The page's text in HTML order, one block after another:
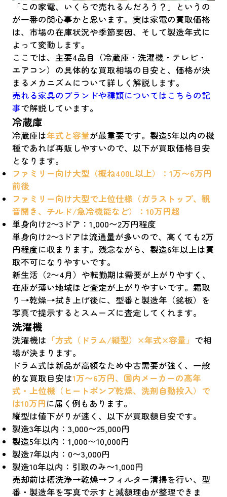
「この家電、いくらで売れるんだろう？」というの
が一番の関心事かと思います。実は家電の買取価格
は、市場の在庫状況や季節要因、そして製造年式に
よって変動します。
ここでは、主要4品目（冷蔵庫・洗濯機・テレビ・
エアコン）の具体的な買取相場の目安と、価格が決
まるメカニズムについて詳しく解説します。
売れる家具のブランドや種類についてはこちらの記
事で解説しています。
冷蔵庫
冷蔵庫は年式と容量が最重要です。製造5年以内の機
種であれば再販しやすいので、以下が買取価格目安
となります。
ファミリー向け大型（概ね400L以上）：1万〜6万円
前後
ファミリー向け大型で上位仕様（ガラストップ、観
音開き、チルド/急冷機能など）：10万円超
単身向け2〜3ドア：1,000〜2万円程度
単身向け2〜3ドアは流通量が多いので、高くても2万
円程度に収まります。残念ながら、製造6年以上は買
取不可になりやすいです。
新生活（2〜4月）や転勤期は需要が上がりやすく、
在庫が薄い地域ほど査定が上がりやすいです。霜取
り→乾燥→拭き上げ後に、型番と製造年（銘板）を
写真で提示するとスムーズに査定してくれます。
洗濯機
洗濯機は 「方式（ドラム/縦型）×年式×容量」 で相
場が決まります。
ドラム式は新品が高額なため中古需要が強く、一般
的な買取目安は1万〜6万円、国内メーカーの高年
式・上位機（ヒートポンプ乾燥、洗剤自動投入）で
は10万円に届く例もあります。
縦型は値下がりが速く、以下が買取額目安です。
製造3年以内：3,000〜25,000円
製造5年以内：1,000〜10,000円
製造7年以内：0〜3,000円
製造10年以内：引取のみ〜1,000円
売却前は槽洗浄→乾燥→フィルター清掃を行い、型
番・製造年を写真で示すと減額理由が整理できま